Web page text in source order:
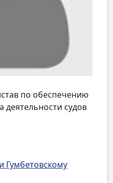
по обеспечению
деятельности судов
Гумбетовскому